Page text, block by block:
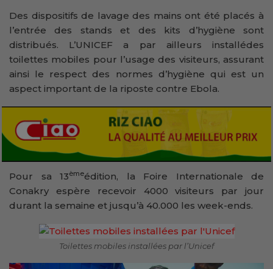
Des dispositifs de lavage des mains ont été placés à
l’entrée des stands et des kits d’hygiène sont
distribués. L’UNICEF a par ailleurs installédes
toilettes mobiles pour l’usage des visiteurs, assurant
ainsi le respect des normes d’hygiène qui est un
aspect important de la riposte contre Ebola.
Pour sa 13èmeédition, la Foire Internationale de
Conakry espère recevoir 4000 visiteurs par jour
durant la semaine et jusqu’à 40.000 les week-ends.
Toilettes mobiles installées par l’Unicef